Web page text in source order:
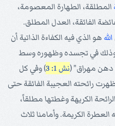
المطلقة، الطهارة المعصومة،
الفائقة، العدل المطلق.
الله هو الذي فيه الكفاءة الذاتية أن
وذلك في تجسده وظهوره وسط
دهن مهراق" (نش 1: 3
) وفي كل
رائحته العجيبة الفائقة حتى
الكريهة وغطتها مطلقاً،
الكريمة. وأمامنا ثلاث